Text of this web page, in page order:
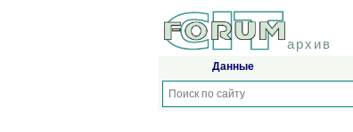
архив
Данные